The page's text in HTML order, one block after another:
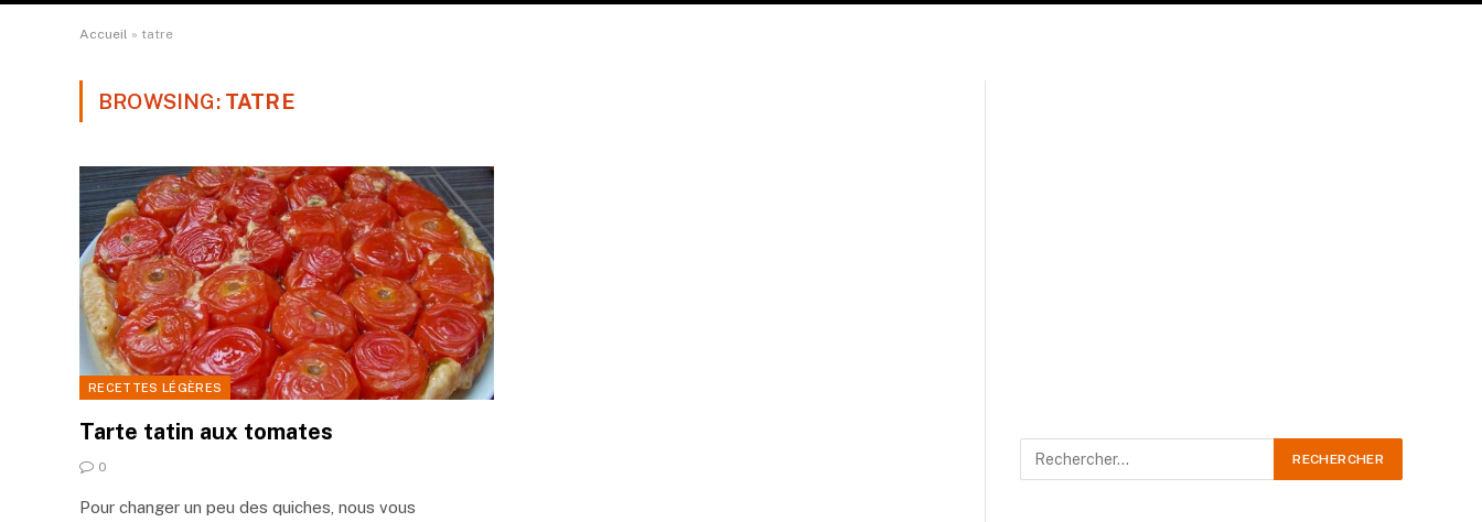
Accueil » tatre
BROWSING: TATRE
RECETTES LÉGÈRES
Tarte tatin aux tomates
0
Pour changer un peu des quiches, nous vous